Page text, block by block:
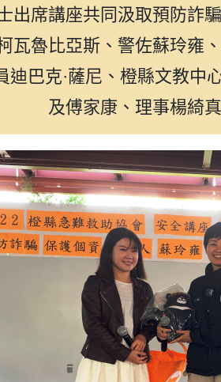
出席講座共同汲取預防詐
瓦魯比亞斯、警佐蘇玲雍
迪巴克·薩尼、橙縣文教中
及傅家康、理事楊綺